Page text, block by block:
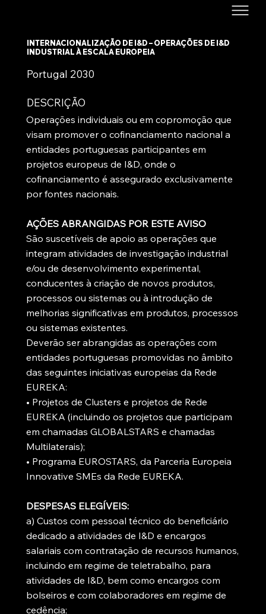
INTERNACIONALIZAÇÃO DE I&D – OPERAÇÕES DE I&D
INDUSTRIAL À ESCALA EUROPEIA
Portugal 2030
DESCRIÇÃO
Operações individuais ou em copromoção que
visam promover o cofinanciamento nacional a
entidades portuguesas participantes em
projetos europeus de I&D, onde o
cofinanciamento é assegurado exclusivamente
por fontes nacionais.
AÇÕES ABRANGIDAS POR ESTE AVISO
São suscetíveis de apoio as operações que
integram atividades de investigação industrial
e/ou de desenvolvimento experimental,
conducentes à criação de novos produtos,
processos ou sistemas ou à introdução de
melhorias significativas em produtos, processos
ou sistemas existentes.
Deverão ser abrangidas as operações com
entidades portuguesas promovidas no âmbito
das seguintes iniciativas europeias da Rede
EUREKA:
• Projetos de Clusters e projetos de Rede
EUREKA (incluindo os projetos que participam
em chamadas GLOBALSTARS e chamadas
Multilaterais);
• Programa EUROSTARS, da Parceria Europeia
Innovative SMEs da Rede EUREKA.
DESPESAS ELEGÍVEIS:
a) Custos com pessoal técnico do beneficiário
dedicado a atividades de I&D e encargos
salariais com contratação de recursos humanos,
incluindo em regime de teletrabalho, para
atividades de I&D, bem como encargos com
bolseiros e com colaboradores em regime de
cedência;